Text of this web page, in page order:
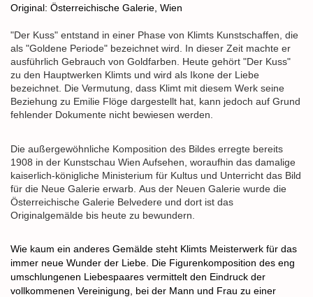
Original: Österreichische Galerie, Wien
"Der Kuss" entstand in einer Phase von Klimts Kunstschaffen, die
als "Goldene Periode" bezeichnet wird. In dieser Zeit machte er
ausführlich Gebrauch von Goldfarben. Heute gehört "Der Kuss"
zu den Hauptwerken Klimts und wird als Ikone der Liebe
bezeichnet. Die Vermutung, dass Klimt mit diesem Werk seine
Beziehung zu Emilie Flöge dargestellt hat, kann jedoch auf Grund
fehlender Dokumente nicht bewiesen werden.
Die außergewöhnliche Komposition des Bildes erregte bereits
1908 in der Kunstschau Wien Aufsehen, woraufhin das damalige
kaiserlich-königliche Ministerium für Kultus und Unterricht das Bild
für die Neue Galerie erwarb. Aus der Neuen Galerie wurde die
Österreichische Galerie Belvedere und dort ist das
Originalgemälde bis heute zu bewundern.
Wie kaum ein anderes Gemälde steht Klimts Meisterwerk für das
immer neue Wunder der Liebe. Die Figurenkomposition des eng
umschlungenen Liebespaares vermittelt den Eindruck der
vollkommenen Vereinigung, bei der Mann und Frau zu einer